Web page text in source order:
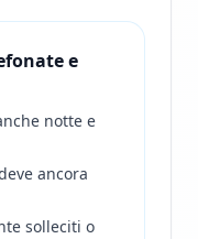
e
notte e
ancora
solleciti o